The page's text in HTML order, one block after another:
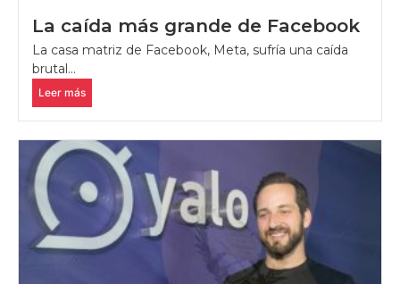
La caída más grande de Facebook
La casa matriz de Facebook, Meta, sufría una caída
brutal...
Leer más